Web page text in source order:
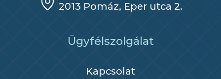
2013 Pomáz, Eper utca 2.
Ügyfélszolgálat
Kapcsolat